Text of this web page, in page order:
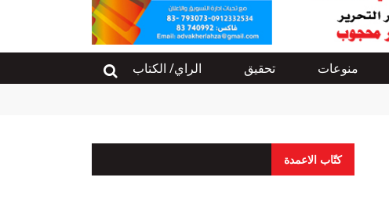
منوعات تحقيق الراي/ الكتاب
كتّاب الاعمدة